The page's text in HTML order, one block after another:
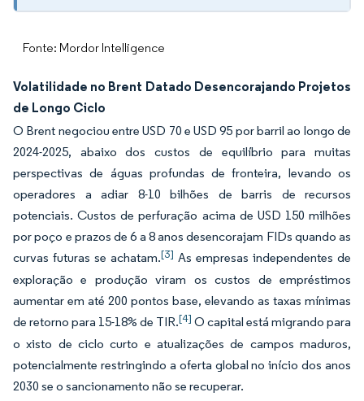
Fonte: Mordor Intelligence
Volatilidade no Brent Datado Desencorajando Projetos
de Longo Ciclo
O Brent negociou entre USD 70 e USD 95 por barril ao longo de
2024-2025, abaixo dos custos de equilíbrio para muitas
perspectivas de águas profundas de fronteira, levando os
operadores a adiar 8-10 bilhões de barris de recursos
potenciais. Custos de perfuração acima de USD 150 milhões
por poço e prazos de 6 a 8 anos desencorajam FIDs quando as
curvas futuras se achatam.[3] As empresas independentes de
exploração e produção viram os custos de empréstimos
aumentar em até 200 pontos base, elevando as taxas mínimas
de retorno para 15-18% de TIR.[4] O capital está migrando para
o xisto de ciclo curto e atualizações de campos maduros,
potencialmente restringindo a oferta global no início dos anos
2030 se o sancionamento não se recuperar.